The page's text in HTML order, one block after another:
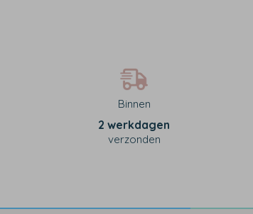
Binnen
2 werkdagen
verzonden